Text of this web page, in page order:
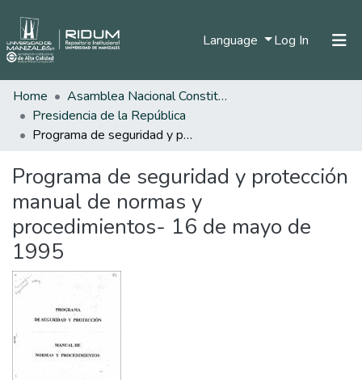
Language Log In (current)
Home
Asamblea Nacional Constituyente
Presidencia de la República
Programa de seguridad y protección manual de normas y procedimientos- 16 de mayo de 1995
Programa de seguridad y protección
manual de normas y
procedimientos- 16 de mayo de
1995